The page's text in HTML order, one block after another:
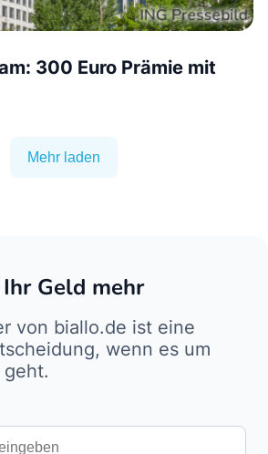
300 Euro Prämie mit
Mehr laden
Geld mehr
von biallo.de ist eine
wenn es um
geht.